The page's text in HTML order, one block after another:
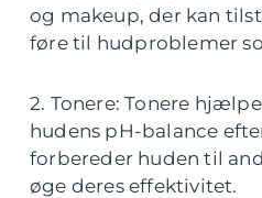
og makeup, der kan
føre til hudproblemer
2. Tonere: Tonere
hudens pH-balance
forbereder huden til
øge deres effektivitet.